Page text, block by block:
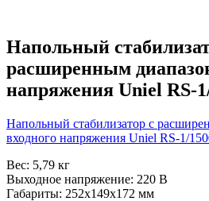
Напольный
расширенным
напряжения Uniel RS-
Напольный стабилизатор с
входного напряжения Uniel RS-1/
Вес: 5,79 кг
Выходное напряжение: 220 В
Габариты: 252х149х172 мм